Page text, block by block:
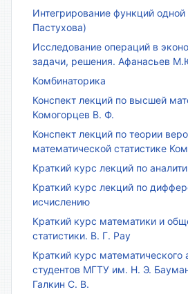
Интегрирование функций
Пастухова)
Исследование операций в
задачи, решения. Афанасьев
Комбинаторика
Конспект лекций по высшей
Комогорцев В. Ф.
Конспект лекций по теории
математической статистике
Краткий курс лекций по
Краткий курс лекций по
исчислению
Краткий курс математики и
статистики. В. Г. Рау
Краткий курс математического
студентов МГТУ им. Н. Э.
Галкин С. В.